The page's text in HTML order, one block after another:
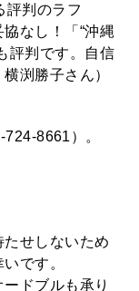
評判のラフ
なし！「“沖縄
評判です。自信
渕勝子さん）
8661）。
せしないため
です。
ドブルも承り